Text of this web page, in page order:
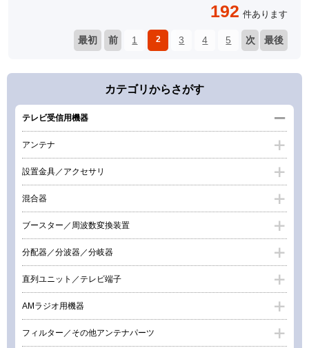
192 件あります
最初 前 1 2 3 4 5 次 最後
カテゴリからさがす
テレビ受信用機器
アンテナ
設置金具／アクセサリ
混合器
ブースター／周波数変換装置
分配器／分波器／分岐器
直列ユニット／テレビ端子
AMラジオ用機器
フィルター／その他アンテナパーツ